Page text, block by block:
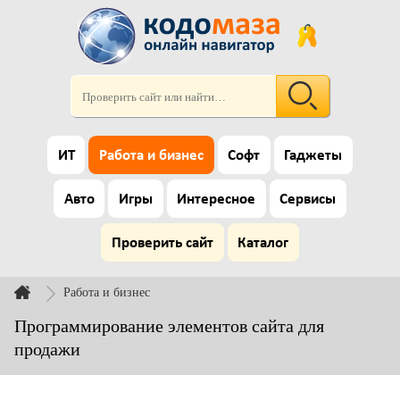
ИТ Работа и бизнес Софт Гаджеты
Авто Игры Интересное Сервисы
Проверить сайт Каталог
Работа и бизнес
Программирование элементов сайта для
продажи